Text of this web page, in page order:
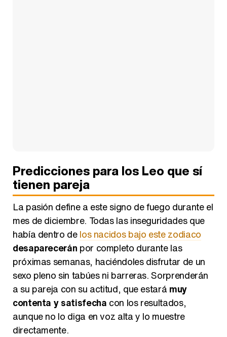
Predicciones para los Leo que sí
tienen pareja
La pasión define a este signo de fuego durante el
mes de diciembre. Todas las inseguridades que
había dentro delos nacidos bajo este zodiaco
desaparecerán por completo durante las
próximas semanas, haciéndoles disfrutar de un
sexo pleno sin tabúes ni barreras. Sorprenderán
a su pareja con su actitud, que estará muy
contenta y satisfecha con los resultados,
aunque no lo diga en voz alta y lo muestre
directamente.